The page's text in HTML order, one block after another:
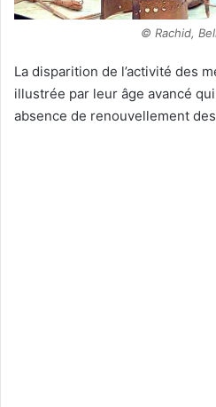
© Rachid,
La disparition de l’activité des
illustrée par leur âge avancé
absence de renouvellement